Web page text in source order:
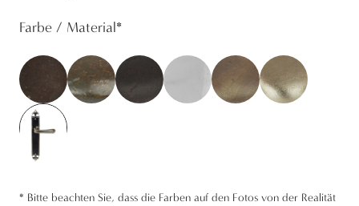
Farbe / Material*
* Bitte beachten Sie, dass die Farben auf den Fotos von der Realität